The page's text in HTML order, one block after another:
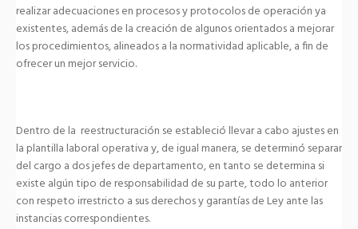
realizar adecuaciones en procesos y protocolos de operación ya
existentes, además de la creación de algunos orientados a mejorar
los procedimientos, alineados a la normatividad aplicable, a fin de
ofrecer un mejor servicio.
Dentro de la reestructuración se estableció llevar a cabo ajustes en
la plantilla laboral operativa y, de igual manera, se determinó separar
del cargo a dos jefes de departamento, en tanto se determina si
existe algún tipo de responsabilidad de su parte, todo lo anterior
con respeto irrestricto a sus derechos y garantías de Ley ante las
instancias correspondientes.